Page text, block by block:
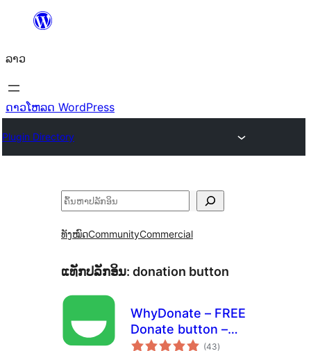
ທີ່
ເນື້ອຫາ
ລາວ
ດາວໂຫລດ WordPress
Plugin Directory
ຄົ້ນຫາ
ທັງໝົດCommunityCommercial
ແທັກປລັກອິນ: donation button
WhyDonate – FREE
Donate button –
Crowdfunding –
(43ຄະແນນ
)